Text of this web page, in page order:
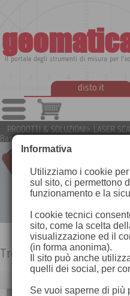
Il portale degli strumenti di misura per
disto.it
PRODOTTI & SOLUZIONI> LASER
Basamenti
Treppiedi e Basamenti
Informativa
Utilizziamo i cookie
sul sito, ci permettono
funzionamento e la
I cookie tecnici
sito, come la scelta
visualizzazione ed il
(in forma anonima).
Il sito può anche
quelli dei social, per
Se vuoi saperne di più